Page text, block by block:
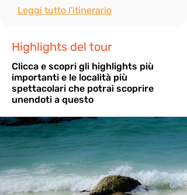
Leggi tutto l'itinerario
Highlights del tour
Clicca e scopri gli highlights più
importanti e le località più
spettacolari che potrai scoprire
unendoti a questo